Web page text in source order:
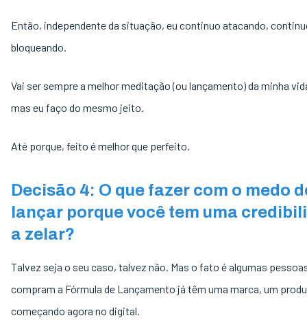
Então, independente da situação, eu continuo atacando,
bloqueando.
Vai ser sempre a melhor meditação (ou lançamento) da minha
mas eu faço do mesmo jeito.
Até porque, feito é melhor que perfeito.
Decisão 4: O que fazer com o medo
lançar porque você tem uma
a zelar?
Talvez seja o seu caso, talvez não. Mas o fato é algumas
compram a Fórmula de Lançamento já têm uma marca, um
começando agora no digital.